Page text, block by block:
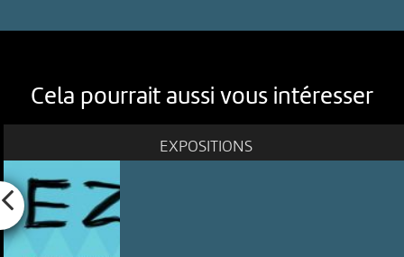
Cela pourrait aussi vous intéresser
EXPOSITIONS